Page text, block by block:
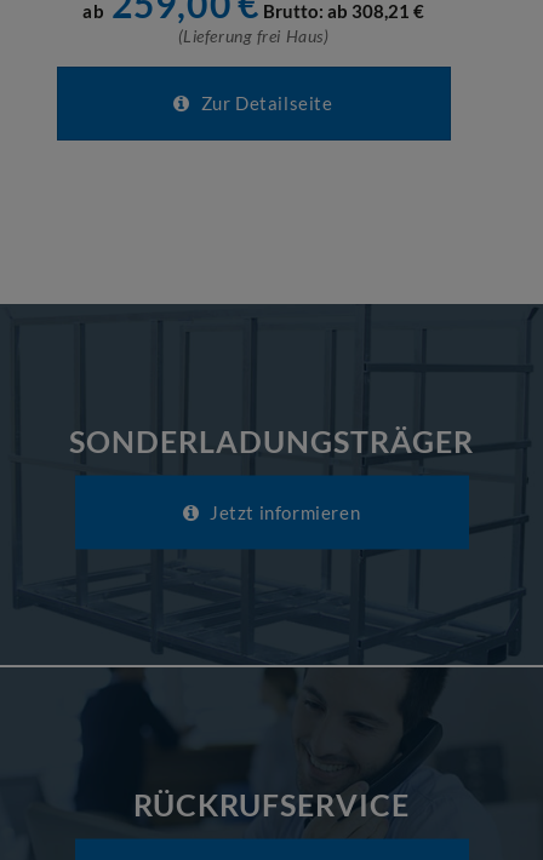
ab Brutto: ab 308,21 €
(Lieferung frei Haus)
Zur Detailseite
SONDERLADUNGSTRÄGER
Jetzt informieren
RÜCKRUFSERVICE